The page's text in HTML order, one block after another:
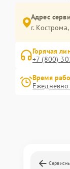
Адрес
г.
Горячая
+7 (800)
Время